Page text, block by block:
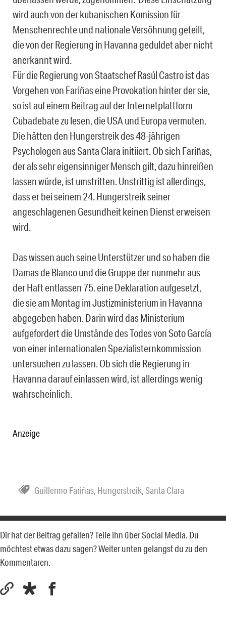
wird auch von der kubanischen Komission für
Menschenrechte und nationale Versöhnung geteilt,
die von der Regierung in Havanna geduldet aber nicht
anerkannt wird.
Für die Regierung von Staatschef Rasúl Castro ist das
Vorgehen von Fariñas eine Provokation hinter der sie,
so ist auf einem Beitrag auf der Internetplattform
Cubadebate zu lesen, die USA und Europa vermuten.
Die hätten den Hungerstreik des 48-jährigen
Psychologen aus Santa Clara initiiert. Ob sich Fariñas,
der als sehr eigensinniger Mensch gilt, dazu hinreißen
lassen würde, ist umstritten. Unstrittig ist allerdings,
dass er bei seinem 24. Hungerstreik seiner
angeschlagenen Gesundheit keinen Dienst erweisen
wird.
Das wissen auch seine Unterstützer und so haben die
Damas de Blanco und die Gruppe der nunmehr aus
der Haft entlassen 75. eine Deklaration aufgesetzt,
die sie am Montag im Justizministerium in Havanna
abgegeben haben. Darin wird das Ministerium
aufgefordert die Umstände des Todes von Soto García
von einer internationalen Spezialisternkommission
untersuchen zu lassen. Ob sich die Regierung in
Havanna darauf einlassen wird, ist allerdings wenig
wahrscheinlich.
Anzeige
Guillermo Fariñas, Hungerstreik,Santa Clara
Dir hat der Beitrag gefallen? Teile ihn über Social Media. Du
möchtest etwas dazu sagen? Weiter unten gelangst du zu den
Kommentaren.